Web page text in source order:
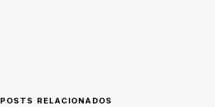
POSTS RELACIONADOS